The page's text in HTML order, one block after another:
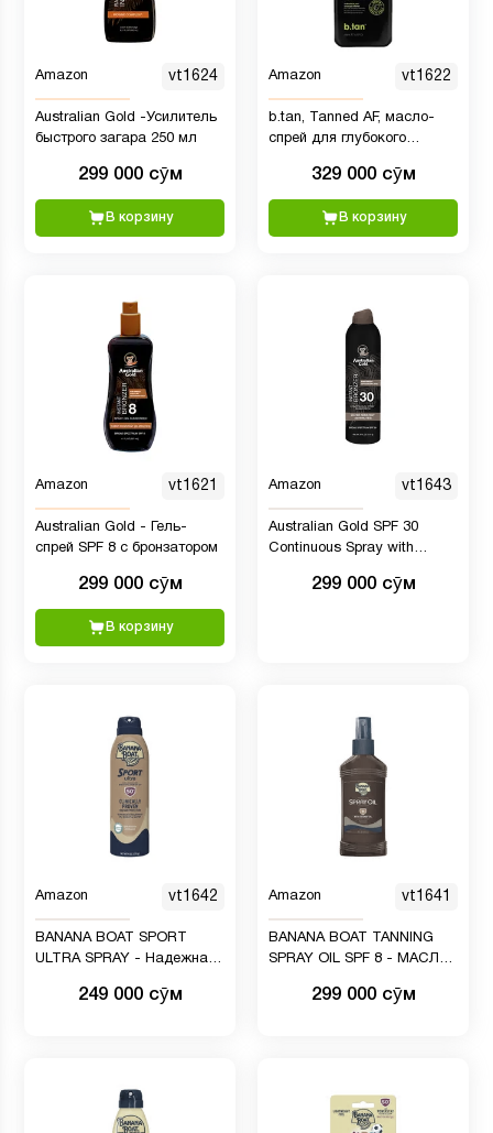
Amazon vt1624
Australian Gold -Усилитель
быстрого загара 250 мл
299 000 сӯм
В корзину
Amazon vt1622
b.tan, Tanned AF, масло-
спрей для глубокого
329 000 сӯм
В корзину
Amazon vt1621
Australian Gold - Гель-
спрей SPF 8 с бронзатором
299 000 сӯм
В корзину
Amazon vt1643
Australian Gold SPF 30
Continuous Spray with
299 000 сӯм
Amazon vt1642
BANANA BOAT SPORT
ULTRA SPRAY - Надежная
249 000 сӯм
Amazon vt1641
BANANA BOAT TANNING
SPRAY OIL SPF 8 - МАСЛО-
299 000 сӯм